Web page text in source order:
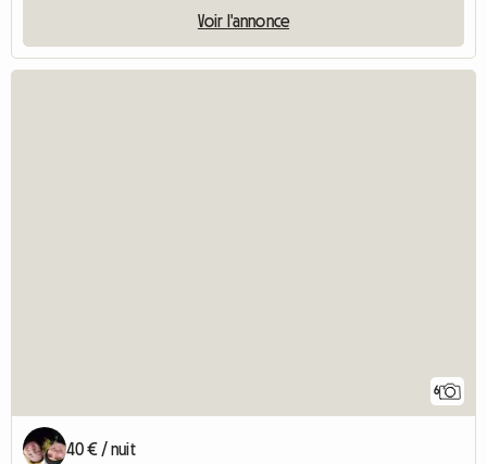
Voir l'annonce
6
40 € / nuit